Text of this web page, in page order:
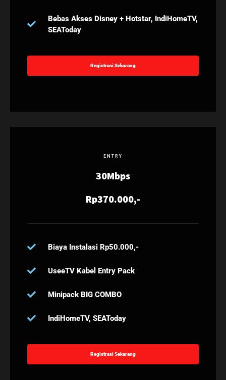
Bebas Akses Disney + Hotstar, IndiHomeTV,
SEAToday
Registrasi Sekarang
ENTRY
30Mbps
Rp370.000,-
Biaya Instalasi Rp50.000,-
UseeTV Kabel Entry Pack
Minipack BIG COMBO
IndiHomeTV, SEAToday
Registrasi Sekarang